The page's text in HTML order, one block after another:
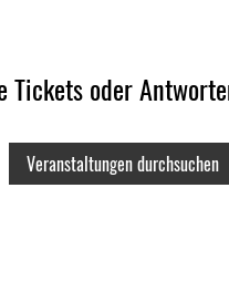
Tickets oder
Veranstaltungen durchsuchen